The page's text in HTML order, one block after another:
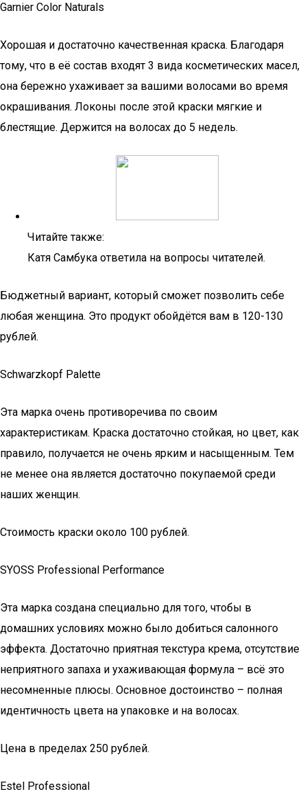
Garnier Color Naturals
Хорошая и достаточно качественная краска. Благодаря
тому, что в её состав входят 3 вида косметических масел,
она бережно ухаживает за вашими волосами во время
окрашивания. Локоны после этой краски мягкие и
блестящие. Держится на волосах до 5 недель.
Читайте также:
Катя Самбука ответила на вопросы читателей.
Бюджетный вариант, который сможет позволить себе
любая женщина. Это продукт обойдётся вам в 120-130
рублей.
Schwarzkopf Palette
Эта марка очень противоречива по своим
характеристикам. Краска достаточно стойкая, но цвет, как
правило, получается не очень ярким и насыщенным. Тем
не менее она является достаточно покупаемой среди
наших женщин.
Стоимость краски около 100 рублей.
SYOSS Professional Performance
Эта марка создана специально для того, чтобы в
домашних условиях можно было добиться салонного
эффекта. Достаточно приятная текстура крема, отсутствие
неприятного запаха и ухаживающая формула – всё это
несомненные плюсы. Основное достоинство – полная
идентичность цвета на упаковке и на волосах.
Цена в пределах 250 рублей.
Estel Professional